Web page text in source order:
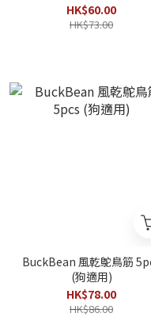
HK$60.00
HK$73.00
BuckBean 風乾鴕鳥筋
(狗適用)
HK$78.00
HK$86.00